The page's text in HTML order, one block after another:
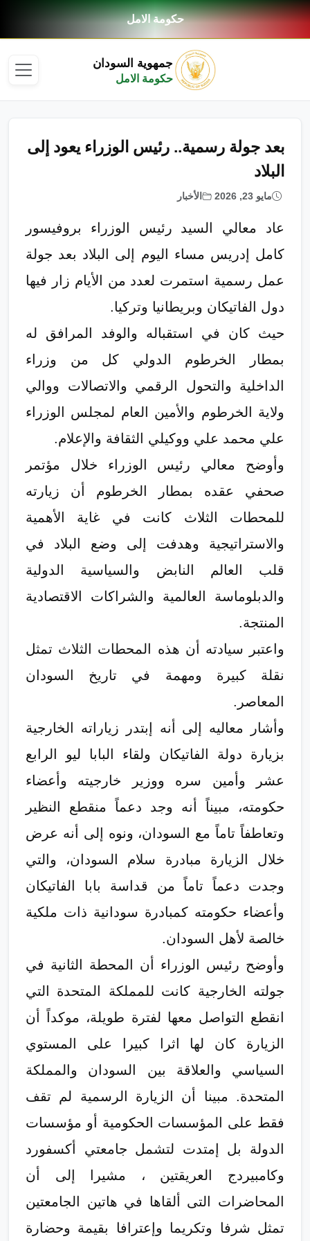
حكومة الامل
جمهوية السودان
حكومة الامل
بعد جولة رسمية.. رئيس الوزراء يعود إلى
البلاد
مايو 23, 2026 الأخبار
عاد معالي السيد رئيس الوزراء بروفيسور
كامل إدريس مساء اليوم إلى البلاد بعد جولة
عمل رسمية استمرت لعدد من الأيام زار فيها
دول الفاتيكان وبريطانيا وتركيا.
حيث كان في استقباله والوفد المرافق له
بمطار الخرطوم الدولي كل من وزراء
الداخلية والتحول الرقمي والاتصالات ووالي
ولاية الخرطوم والأمين العام لمجلس الوزراء
علي محمد علي ووكيلي الثقافة والإعلام.
وأوضح معالي رئيس الوزراء خلال مؤتمر
صحفي عقده بمطار الخرطوم أن زيارته
للمحطات الثلاث كانت في غاية الأهمية
والاستراتيجية وهدفت إلى وضع البلاد في
قلب العالم النابض والسياسية الدولية
والدبلوماسة العالمية والشراكات الاقتصادية
المنتجة.
واعتبر سيادته أن هذه المحطات الثلاث تمثل
نقلة كبيرة ومهمة في تاريخ السودان
المعاصر.
وأشار معاليه إلى أنه إبتدر زياراته الخارجية
بزيارة دولة الفاتيكان ولقاء البابا ليو الرابع
عشر وأمين سره ووزير خارجيته وأعضاء
حكومته، مبيناً أنه وجد دعماً منقطع النظير
وتعاطفاً تاماً مع السودان، ونوه إلى أنه عرض
خلال الزيارة مبادرة سلام السودان، والتي
وجدت دعماً تاماً من قداسة بابا الفاتيكان
وأعضاء حكومته كمبادرة سودانية ذات ملكية
خالصة لأهل السودان.
وأوضح رئيس الوزراء أن المحطة الثانية في
جولته الخارجية كانت للمملكة المتحدة التي
انقطع التواصل معها لفترة طويلة، موكداً أن
الزيارة كان لها اثرا كبيرا على المستوي
السياسي والعلاقة بين السودان والمملكة
المتحدة. مبينا أن الزيارة الرسمية لم تقف
فقط على المؤسسات الحكومية أو مؤسسات
الدولة بل إمتدت لتشمل جامعتي أكسفورد
وكامبيردج العريقتين ، مشيرا إلى أن
المحاضرات التى ألقاها في هاتين الجامعتين
تمثل شرفا وتكريما وإعترافا بقيمة وحضارة